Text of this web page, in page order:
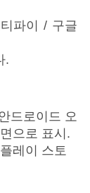
파이 / 구글
.
드로이드 오
으로 표시.
레이 스토